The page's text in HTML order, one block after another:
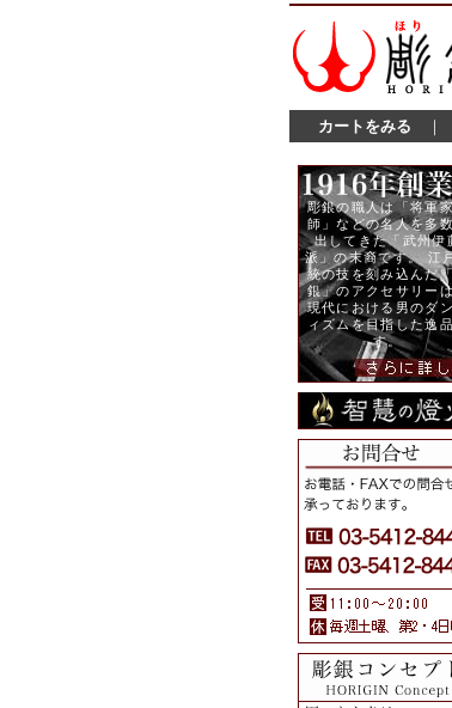
カートをみる
｜